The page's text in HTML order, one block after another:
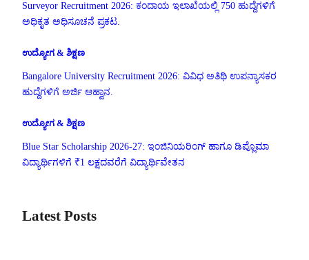
Surveyor Recruitment 2026: ಕಂದಾಯ ಇಲಾಖೆಯಲ್ಲಿ 750 ಹುದ್ದೆಗಳಿಗೆ
ಅಧಿಕೃತ ಅಧಿಸೂಚನೆ ಪ್ರಕಟ.
ಉದ್ಯೋಗ & ಶಿಕ್ಷಣ
Bangalore University Recruitment 2026: ವಿವಿಧ ಅತಿಥಿ ಉಪನ್ಯಾಸಕರ
ಹುದ್ದೆಗಳಿಗೆ ಅರ್ಜಿ ಆಹ್ವಾನ.
ಉದ್ಯೋಗ & ಶಿಕ್ಷಣ
Blue Star Scholarship 2026-27: ಇಂಜಿನಿಯರಿಂಗ್ ಹಾಗೂ ಡಿಪ್ಲೊಮಾ
ವಿದ್ಯಾರ್ಥಿಗಳಿಗೆ ₹1 ಲಕ್ಷದವರೆಗೆ ವಿದ್ಯಾರ್ಥಿವೇತನ
Latest Posts